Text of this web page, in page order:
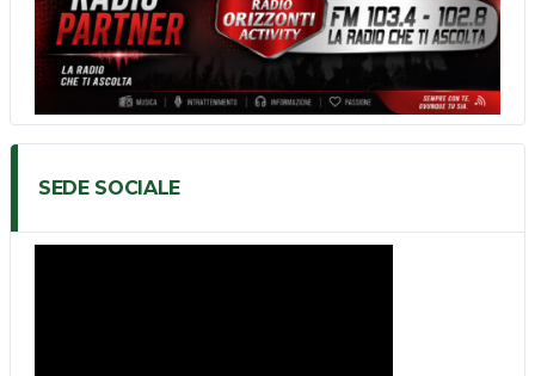
SEDE SOCIALE